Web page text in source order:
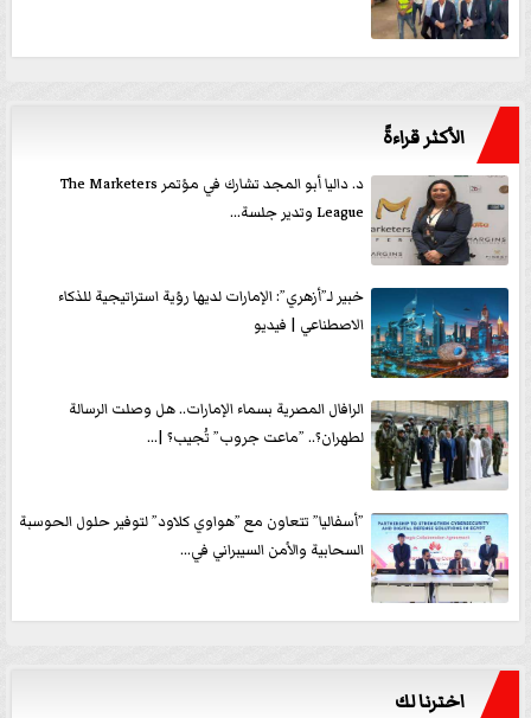
الأكثر قراءةً
د. داليا أبو المجد تشارك في مؤتمر The Marketers
League وتدير جلسة...
خبير لـ”أزهري”: الإمارات لديها رؤية استراتيجية للذكاء
الاصطناعي | فيديو
الرافال المصرية بسماء الإمارات.. هل وصلت الرسالة
لطهران؟.. ”ماعت جروب” تُجيب؟ |...
”أسفاليا” تتعاون مع ”هواوي كلاود” لتوفير حلول الحوسبة
السحابية والأمن السيبراني في...
اخترنا لك